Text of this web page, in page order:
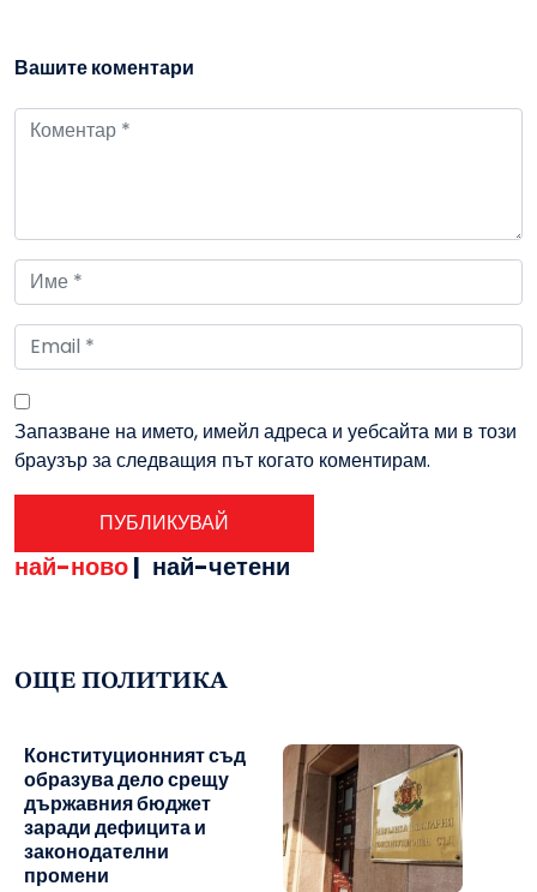
Вашите коментари
Запазване на името, имейл адреса и уебсайта ми в този
браузър за следващия път когато коментирам.
най-ново| най-четени
ОЩЕ ПОЛИТИКА
Конституционният съд
образува дело срещу
държавния бюджет
заради дефицита и
законодателни
промени